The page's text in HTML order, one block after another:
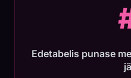
Edetabelis punase